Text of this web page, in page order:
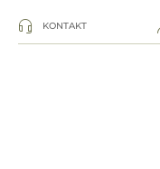
KONTAKT